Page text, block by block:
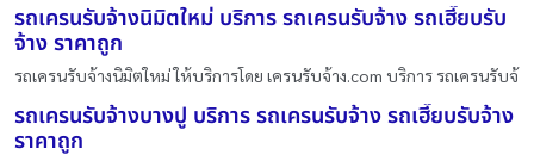
รถเครนรับจ้างนิมิตใหม่ บริการ รถเครนรับจ้าง รถเฮี๊ยบรับ
จ้าง ราคาถูก
รถเครนรับจ้างนิมิตใหม่ ให้บริการโดย เครนรับจ้าง.com บริการ รถเครนรับจ้
รถเครนรับจ้างบางปู บริการ รถเครนรับจ้าง รถเฮี๊ยบรับจ้าง
ราคาถูก